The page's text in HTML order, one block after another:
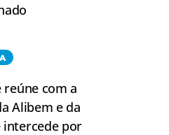
reúne com a
Alibem e da
intercede por